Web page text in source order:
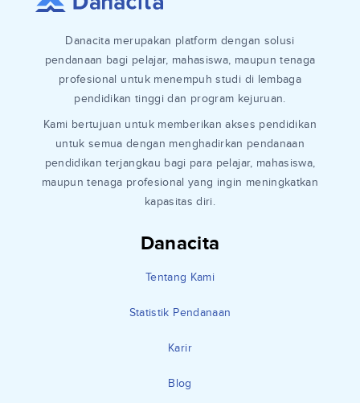
Danacita
Tentang Kami
Statistik Pendanaan
Karir
Blog
Danacita merupakan platform dengan solusi
pendanaan bagi pelajar, mahasiswa, maupun tenaga
profesional untuk menempuh studi di lembaga
pendidikan tinggi dan program kejuruan.
Kami bertujuan untuk memberikan akses pendidikan
untuk semua dengan menghadirkan pendanaan
pendidikan terjangkau bagi para pelajar, mahasiswa,
maupun tenaga profesional yang ingin meningkatkan
kapasitas diri.